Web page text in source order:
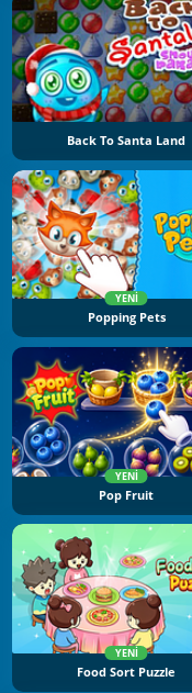
Back To Santa Land
YENI
Popping Pets
YENI
Pop Fruit
YENI
Food Sort Puzzle